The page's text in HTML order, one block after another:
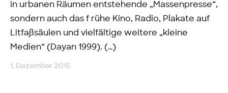
in urbanen Räumen entstehende „Massenpresse“,
sondern auch das f rühe Kino, Radio, Plakate auf
Litfaßsäulen und vielfältige weitere „kleine
Medien“ (Dayan 1999). (…)
1. Dezember 2015